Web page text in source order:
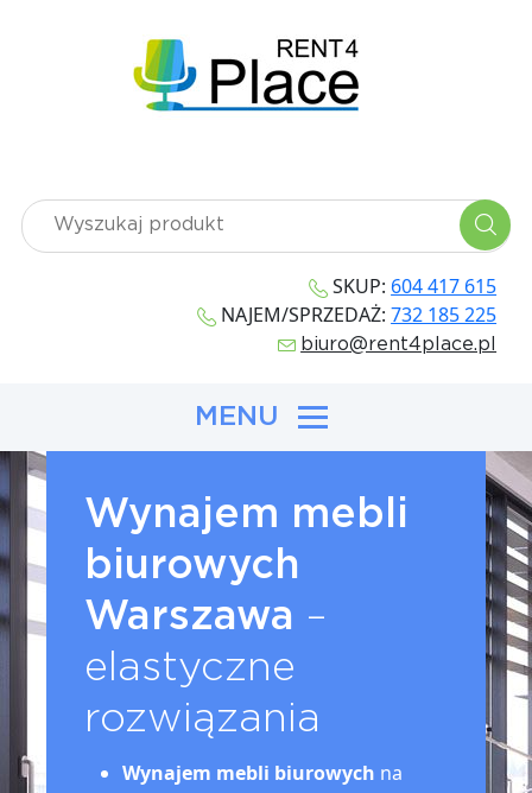
SKUP: 604 417 615
NAJEM/SPRZEDAŻ:732 185 225
biuro@rent4place.pl
MENU
Wynajem mebli
biurowych
Warszawa –
elastyczne
rozwiązania
Wynajem mebli biurowych na